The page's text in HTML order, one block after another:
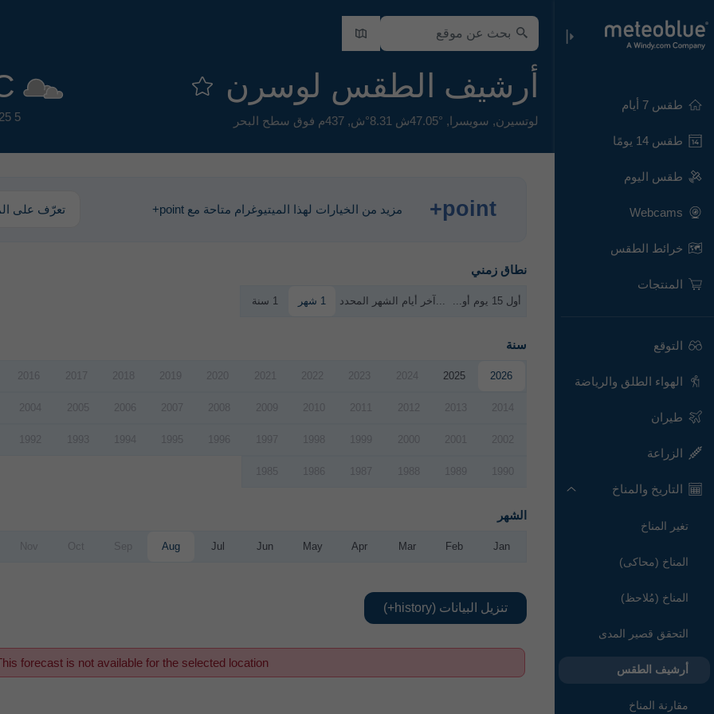
طقس 7 أيام
طقس 14 يومًا
طقس اليوم
Webcams
خرائط الطقس
المنتجات
التوقع
الهواء الطلق والرياضة
طيران
الزراعة
التاريخ والمناخ
تغير المناخ
المناخ (محاكى)
المناخ (مُلاحظ)
التحقق قصير المدى
أرشيف الطقس
مقارنة المناخ
أرشيف الطقس لوسرن
لوتسيرن, سويسرا, 47.05°ش 8.31°ش, 437م فوق سطح البحر 5 km/h
point+ مزيد من الخيارات لهذا الميتيوغرام متاحة مع point+ تعرّف على
نطاق زمني
أول 15 يوم أو... ...آخر أيام الشهر المحدد 1 شهر 1 سنة
سنة
2026
2025
2023
2018
2017
2016
2013
2008
2007
2006
2005
1998
1997
1996
1995
1993
1989
1988
1987
1986
1985
الشهر
Jan
Feb
Mar
Apr
May
Jun
Jul
Aug
Sep
Oct
Nov
تنزيل البيانات (history+)
forecast is not available for the selected location